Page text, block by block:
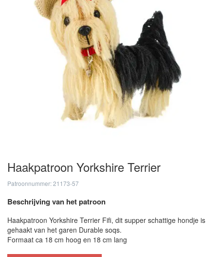
Haakpatroon Yorkshire Terrier
Patroonnummer: 21173-57
Beschrijving van het patroon
Haakpatroon Yorkshire Terrier Fifi, dit supper schattige hondje is
gehaakt van het garen Durable soqs.
Formaat ca 18 cm hoog en 18 cm lang